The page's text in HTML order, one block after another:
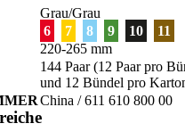
Grau/Grau
6 7 8 9 10
11
220-265 mm
144 Paar (12 Paar pro
und 12 Bündel pro
China / 611 610 800 00